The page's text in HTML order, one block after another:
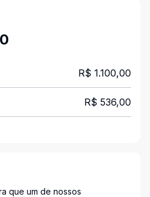
R$ 1.100,00
R$ 536,00
que um de nossos